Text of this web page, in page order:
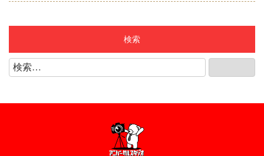
2025年2月
2025年1月
2024年11月
(shop)江南店
(shop)知立店
検索
検
索: